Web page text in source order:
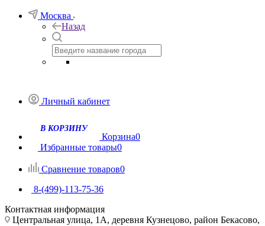
Москва
Назад
Личный кабинет
Корзина0
Избранные товары0
Сравнение товаров0
8-(499)-113-75-36
Контактная информация
Центральная улица, 1А, деревня Кузнецово, район Бекасово,